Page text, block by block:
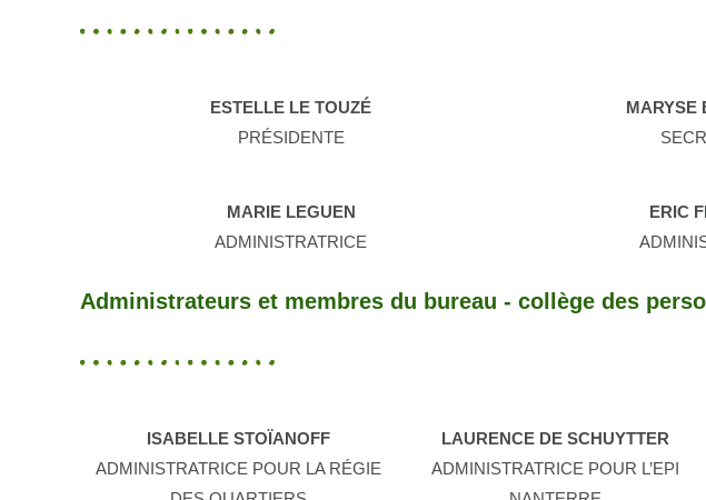
ESTELLE LE TOUZÉ
PRÉSIDENTE
MARYSE
MARIE LEGUEN
ADMINISTRATRICE
ERIC
Administrateurs et membres du bureau - collège des
ISABELLE STOÏANOFF
ADMINISTRATRICE POUR LA RÉGIE
LAURENCE DE SCHUYTTER
ADMINISTRATRICE POUR L’EPI